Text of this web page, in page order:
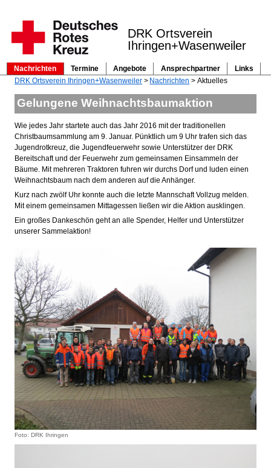
DRK Ortsverein
Ihringen+Wasenweiler
Navigation
überspringen
Nachrichten Termine Angebote Ansprechpartner
Links
DRK Ortsverein Ihringen+Wasenweiler
Nachrichten Aktuelles
Gelungene Weihnachtsbaumaktion
Wie jedes Jahr startete auch das Jahr 2016 mit der traditionellen
Christbaumsammlung am 9. Januar. Pünktlich um 9 Uhr trafen sich das
Jugendrotkreuz, die Jugendfeuerwehr sowie Unterstützer der DRK
Bereitschaft und der Feuerwehr zum gemeinsamen Einsammeln der
Bäume. Mit mehreren Traktoren fuhren wir durchs Dorf und luden einen
Weihnachtsbaum nach dem anderen auf die Anhänger.
Kurz nach zwölf Uhr konnte auch die letzte Mannschaft Vollzug melden.
Mit einem gemeinsamen Mittagessen ließen wir die Aktion ausklingen.
Ein großes Dankeschön geht an alle Spender, Helfer und Unterstützer
unserer Sammelaktion!
Foto: DRK Ihringen